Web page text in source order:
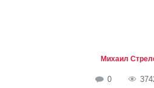
Михаил
0